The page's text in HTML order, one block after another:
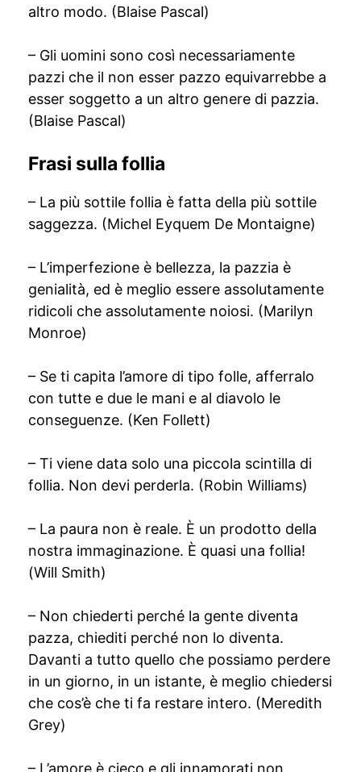
altro modo. (Blaise Pascal)
– Gli uomini sono così necessariamente
pazzi che il non esser pazzo equivarrebbe a
esser soggetto a un altro genere di pazzia.
(Blaise Pascal)
Frasi sulla follia
– La più sottile follia è fatta della più sottile
saggezza. (Michel Eyquem De Montaigne)
– L’imperfezione è bellezza, la pazzia è
genialità, ed è meglio essere assolutamente
ridicoli che assolutamente noiosi. (Marilyn
Monroe)
– Se ti capita l’amore di tipo folle, afferralo
con tutte e due le mani e al diavolo le
conseguenze. (Ken Follett)
– Ti viene data solo una piccola scintilla di
follia. Non devi perderla. (Robin Williams)
– La paura non è reale. È un prodotto della
nostra immaginazione. È quasi una follia!
(Will Smith)
– Non chiederti perché la gente diventa
pazza, chiediti perché non lo diventa.
Davanti a tutto quello che possiamo perdere
in un giorno, in un istante, è meglio chiedersi
che cos’è che ti fa restare intero. (Meredith
Grey)
– L’amore è cieco e gli innamorati non